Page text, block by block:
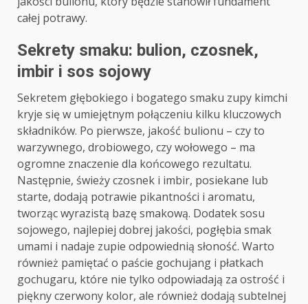
całej potrawy.
Sekrety smaku: bulion, czosnek,
imbir i sos sojowy
Sekretem głębokiego i bogatego smaku zupy kimchi
kryje się w umiejętnym połączeniu kilku kluczowych
składników. Po pierwsze, jakość bulionu – czy to
warzywnego, drobiowego, czy wołowego – ma
ogromne znaczenie dla końcowego rezultatu.
Następnie, świeży czosnek i imbir, posiekane lub
starte, dodają potrawie pikantności i aromatu,
tworząc wyrazistą bazę smakową. Dodatek sosu
sojowego, najlepiej dobrej jakości, pogłębia smak
umami i nadaje zupie odpowiednią słoność. Warto
również pamiętać o paście gochujang i płatkach
gochugaru, które nie tylko odpowiadają za ostrość i
piękny czerwony kolor, ale również dodają subtelnej